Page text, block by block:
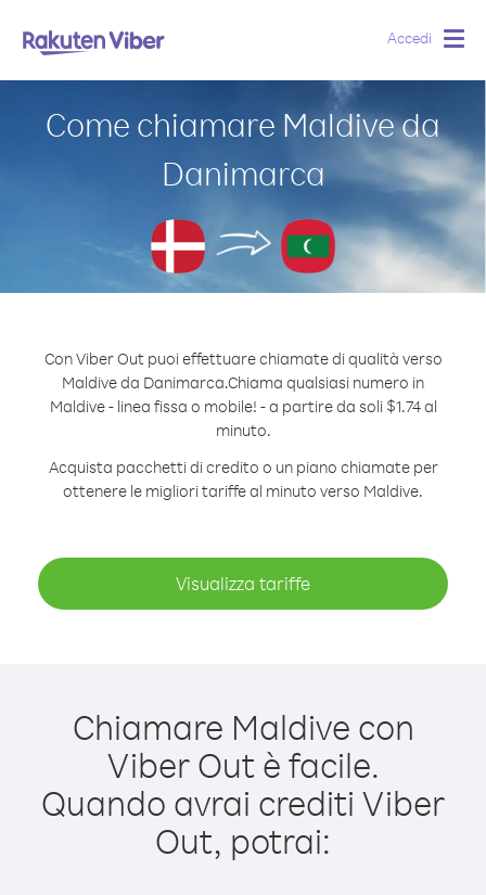
Accedi
Come chiamare Maldive da
Danimarca
Con Viber Out puoi effettuare chiamate di qualità verso
Maldive da Danimarca.Chiama qualsiasi numero in
Maldive - linea fissa o mobile! - a partire da soli $1.74 al
minuto.
Acquista pacchetti di credito o un piano chiamate per
ottenere le migliori tariffe al minuto verso Maldive.
Visualizza tariffe
Chiamare Maldive con
Viber Out è facile.
Quando avrai crediti Viber
Out, potrai: